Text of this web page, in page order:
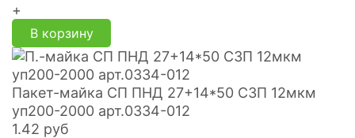
+
В корзину
Пакет-майка СП ПНД 27+14*50 СЗП 12мкм
уп200-2000 арт.0334-012
1.42 руб